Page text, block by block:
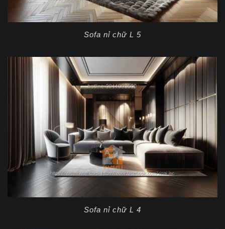
Sofa nỉ chữ L 5
Sofa nỉ chữ L 4